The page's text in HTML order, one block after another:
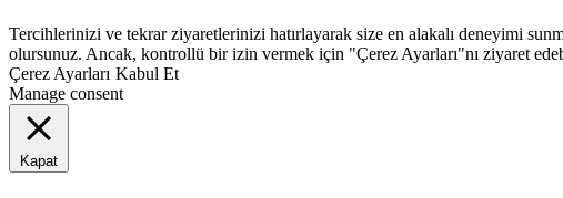
Tercihlerinizi ve tekrar ziyaretlerinizi hatırlayarak size en alakalı deneyimi
olursunuz. Ancak, kontrollü bir izin vermek için "Çerez Ayarları"nı ziyaret
Çerez Ayarları Kabul Et
Manage consent
Kapat